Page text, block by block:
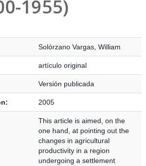
1955)
Solórzano Vargas, William
artículo original
Versión publicada
2005
This article is aimed, on the
one hand, at pointing out the
changes in agricultural
productivity in a region
undergoing a settlement